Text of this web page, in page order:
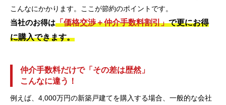
こんなにかかります。ここが節約のポイントです。
当社のお得は「価格交渉＋仲介手数料割引」で更にお得
に購入できます。
仲介手数料だけで「その差は歴然」
こんなに違う！
例えば、4,000万円の新築戸建てを購入する場合、一般的な会社